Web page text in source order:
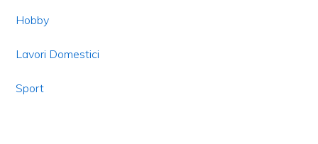
Hobby
Lavori Domestici
Sport